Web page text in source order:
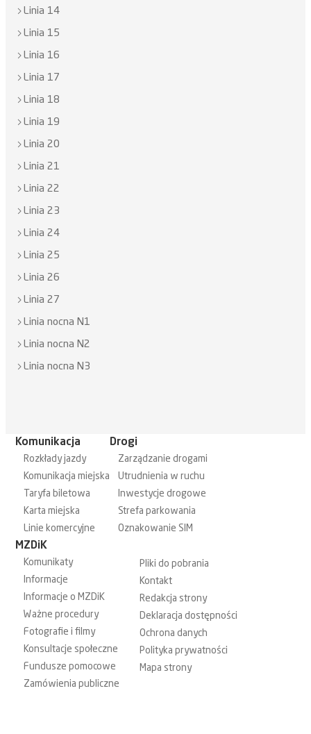
Linia 14
Linia 15
Linia 16
Linia 17
Linia 18
Linia 19
Linia 20
Linia 21
Linia 22
Linia 23
Linia 24
Linia 25
Linia 26
Linia 27
Linia nocna N1
Linia nocna N2
Linia nocna N3
Komunikacja
Rozkłady jazdy
Komunikacja miejska
Taryfa biletowa
Karta miejska
Linie komercyjne
Drogi
Zarządzanie drogami
Utrudnienia w ruchu
Inwestycje drogowe
Strefa parkowania
Oznakowanie SIM
MZDiK
Komunikaty
Informacje
Informacje o MZDiK
Ważne procedury
Fotografie i filmy
Konsultacje społeczne
Fundusze pomocowe
Zamówienia publiczne
Pliki do pobrania
Kontakt
Redakcja strony
Deklaracja dostępności
Ochrona danych
Polityka prywatności
Mapa strony